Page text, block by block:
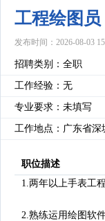
工程绘图员
发布时间：2026-08-03
招聘类别：全职
工作经验：无
专业要求：未填写
工作地点：广东省深
职位描述
1.两年以上手表工
2.熟练运用绘图软